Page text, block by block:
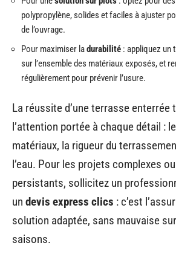
polypropylène, solides et faciles à ajuster
de l’ouvrage.
Pour maximiser ladurabilité : appliquez un
sur l’ensemble des matériaux exposés, et
régulièrement pour prévenir l’usure.
La réussite d’une terrasse enterrée
l’attention portée à chaque détail :
matériaux, la rigueur du
l’eau. Pour les projets complexes
persistants, sollicitez un
un devis express clics : c’est
solution adaptée, sans mauvaise
saisons.